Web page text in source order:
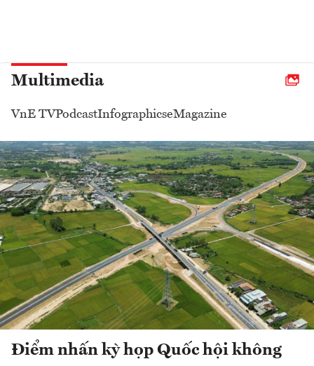
Multimedia
VnE TVPodcastInfographicseMagazine
Điểm nhấn kỳ họp Quốc hội không